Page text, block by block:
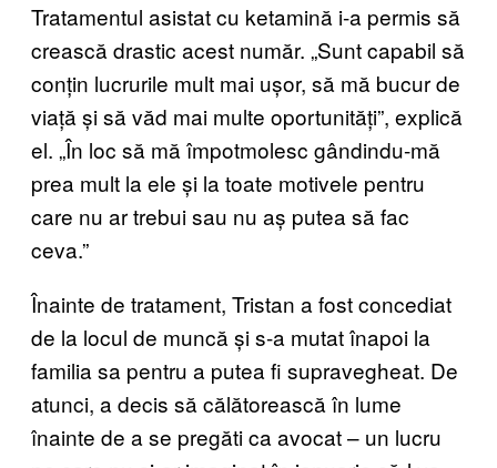
Tratamentul asistat cu ketamină i-a permis să
crească drastic acest număr. „Sunt capabil să
conțin lucrurile mult mai ușor, să mă bucur de
viață și să văd mai multe oportunități”, explică
el. „În loc să mă împotmolesc gândindu-mă
prea mult la ele și la toate motivele pentru
care nu ar trebui sau nu aș putea să fac
ceva.”
Înainte de tratament, Tristan a fost concediat
de la locul de muncă și s-a mutat înapoi la
familia sa pentru a putea fi supravegheat. De
atunci, a decis să călătorească în lume
înainte de a se pregăti ca avocat – un lucru